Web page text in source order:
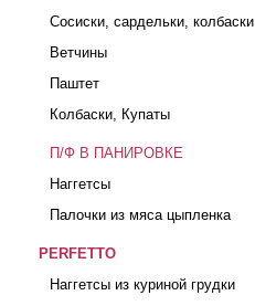
Сосиски, сардельки, колбаски
Ветчины
Паштет
Колбаски, Купаты
П/Ф В ПАНИРОВКЕ
Наггетсы
Палочки из мяса цыпленка
PERFETTO
Наггетсы из куриной грудки